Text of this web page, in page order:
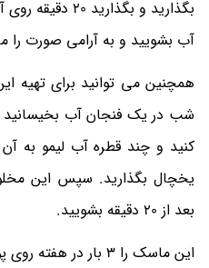
بگذارید و
آب بشویید و به آرامی صورت را
همچنین می توانید برای
شب در یک فنجان آب
یخچال بگذارید. سپس این
بعد از 20 دقیقه بشویید.
این ماسک را 3 بار در هفته روی پوست خود بگذارید.